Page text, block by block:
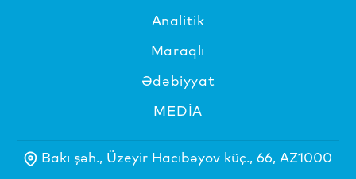
Analitik
Maraqlı
Ədəbiyyat
MEDİA
Bakı şəh., Üzeyir Hacıbəyov küç., 66, AZ1000